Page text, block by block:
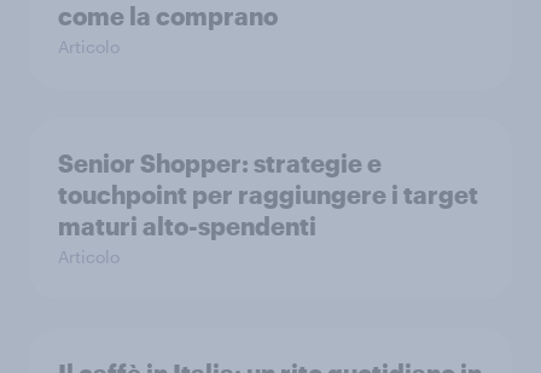
come la comprano
Articolo
Senior Shopper: strategie e
touchpoint per raggiungere i target
maturi alto-spendenti
Articolo